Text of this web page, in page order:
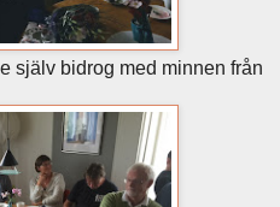
själv bidrog med minnen från